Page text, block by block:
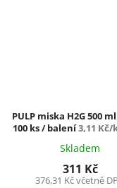
PULP miska H2G 500
100 ks / balení3,11 Kč/
Skladem
376,31 Kč včetně
311 Kč